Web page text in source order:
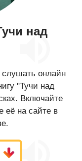
над
онлайн
"Тучи над
Включайте
её на сайте в